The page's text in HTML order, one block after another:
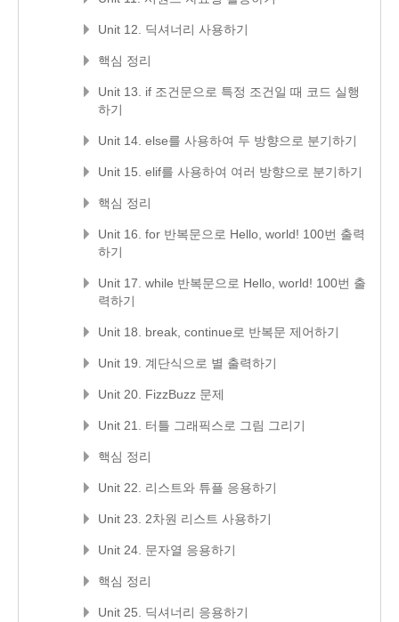
Unit 12. 딕셔너리 사용하기
핵심 정리
Unit 13. if 조건문으로 특정 조건일 때 코드 실행
하기
Unit 14. else를 사용하여 두 방향으로 분기하기
Unit 15. elif를 사용하여 여러 방향으로 분기하기
핵심 정리
Unit 16. for 반복문으로 Hello, world! 100번 출력
하기
Unit 17. while 반복문으로 Hello, world! 100번 출
력하기
Unit 18. break, continue로 반복문 제어하기
Unit 19. 계단식으로 별 출력하기
Unit 20. FizzBuzz 문제
Unit 21. 터틀 그래픽스로 그림 그리기
핵심 정리
Unit 22. 리스트와 튜플 응용하기
Unit 23. 2차원 리스트 사용하기
Unit 24. 문자열 응용하기
핵심 정리
Unit 25. 딕셔너리 응용하기